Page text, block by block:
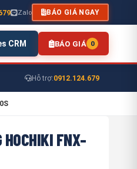
Zalo BÁO GIÁ NGAY
CRM BÁO GIÁ 0
Hỗ trợ:0912.124.679
HOCHIKI FNX-